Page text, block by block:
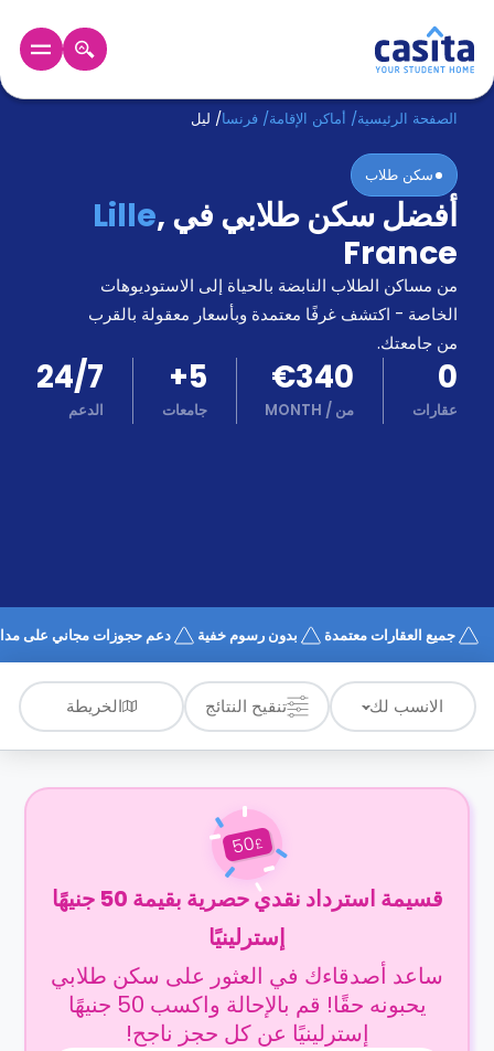
الرئيسية عربي EUR
دخول
حجز
السكن
نحن؟
المدونة
أخبر
أصدقائك
اكسب
كن
كيف
تعمل؟
الأسئلة
الشائعة
الصفحة الرئيسية/ أماكن الإقامة/ فرنسا/ ليل
سكن طلاب
أفضل سكن طلابي في Lille,
France
من مساكن الطلاب النابضة بالحياة إلى الاستوديوهات
الخاصة - اكتشف غرفًا معتمدة وبأسعار معقولة بالقرب
من جامعتك.
0
عقارات
€340
من /
MONTH
5
+
جامعات
24/7
الدعم
جميع العقارات معتمدة بدون رسوم خفية دعم حجوزات مجاني على مدار
الانسب لك تنقيح النتائج الخريطة
£
50
قسيمة استرداد نقدي حصرية بقيمة 50 جنيهًا
إسترلينيًا
ساعد أصدقاءك في العثور على سكن طلابي
يحبونه حقًا! قم بالإحالة واكسب 50 جنيهًا
إسترلينيًا عن كل حجز ناجح!